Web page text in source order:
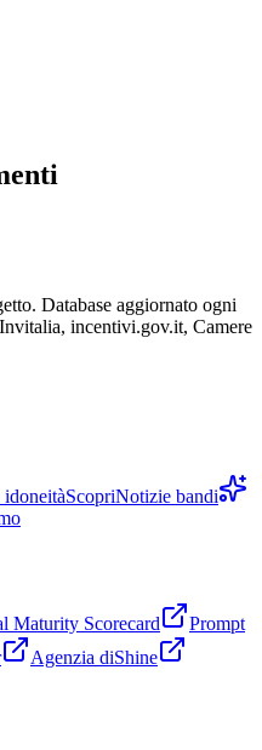
Database aggiornato ogni
incentivi.gov.it, Camere
ScopriNotizie bandi
Maturity Scorecard
Prompt
Agenzia diShine